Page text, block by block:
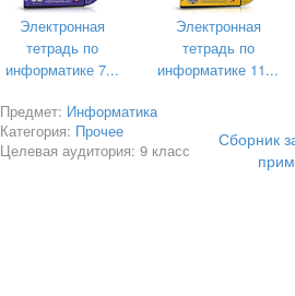
Раздел 1. «Информация и
Задача № 1.1. Платье
Татьяна планирует приобрести
Электронная
тетрадь по
информатике 7...
Электронная
тетрадь по
информатике 11...
Предмет: Информатика
Категория: Прочее
Целевая аудитория: 9 класс
Сборник